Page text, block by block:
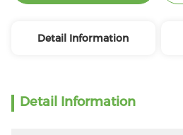
Detail Information
Detail Information